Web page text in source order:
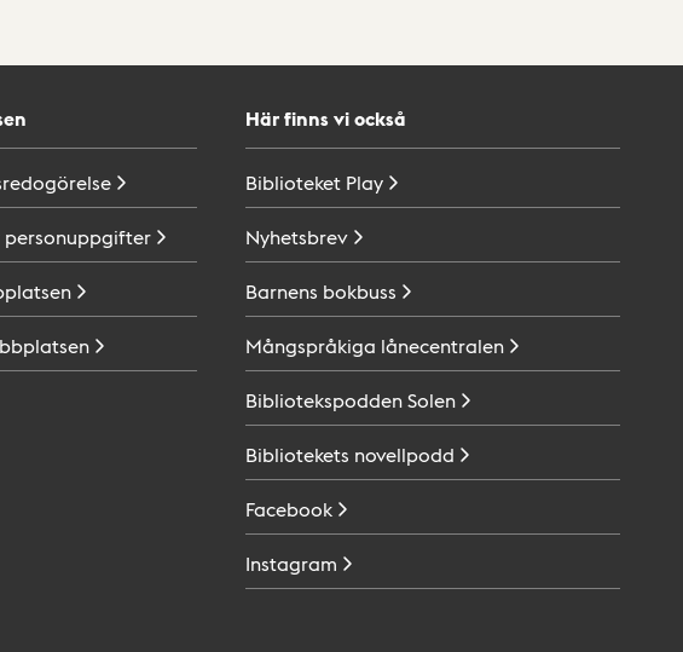
personuppgifter
Här finns vi också
Biblioteket Play
Nyhetsbrev
Barnens bokbuss
Mångspråkiga lånecentralen
BibliotekspoddenSolen
Bibliotekets novellpodd
Facebook
Instagram